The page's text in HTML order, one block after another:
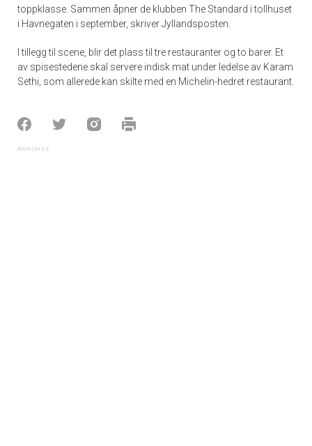
toppklasse. Sammen åpner de klubben The Standard i tollhuset
i Havnegaten i september, skriver Jyllandsposten.
I tillegg til scene, blir det plass til tre restauranter og to barer. Et
av spisestedene skal servere indisk mat under ledelse av Karam
Sethi, som allerede kan skilte med en Michelin-hedret restaurant.